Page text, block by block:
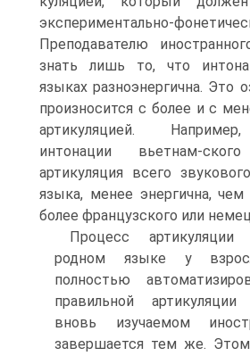
экспериментально-
Преподавателю
знать лишь то, что
языках разноэнергична. Это
произносится с более и с
артикуляцией.
интонации вьетнам-
артикуляция всего
языка, менее энергична,
более французского или
Процесс
родном языке у
полностью
правильной
вновь изучаемом
завершается тем же.